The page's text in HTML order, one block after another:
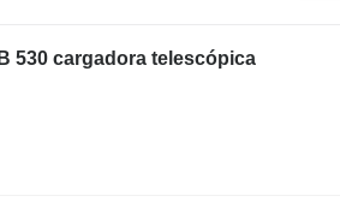
530 cargadora telescópica